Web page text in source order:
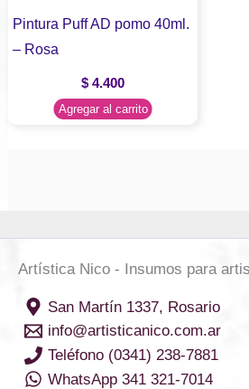
Pintura Puff AD pomo 40ml.
– Rosa
$ 4.400
Agregar al carrito
Artística Nico - Insumos para
San Martín 1337, Rosario
info@artisticanico.com.ar
Teléfono (0341) 238-7881
WhatsApp 341 321-7014